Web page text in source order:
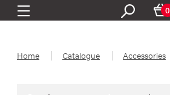
0
Home Catalogue Accessories